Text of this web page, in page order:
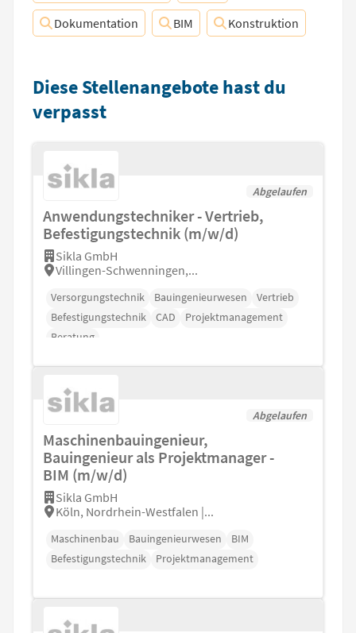
Dokumentation BIM Konstruktion
Diese Stellenangebote hast du
verpasst
Abgelaufen
Anwendungstechniker - Vertrieb,
Befestigungstechnik (m/w/d)
Sikla GmbH
Villingen-Schwenningen,...
Versorgungstechnik Bauingenieurwesen
Vertrieb
Befestigungstechnik
CAD
Projektmanagement
Beratung
Abgelaufen
Maschinenbauingenieur,
Bauingenieur als Projektmanager -
BIM (m/w/d)
Sikla GmbH
Köln, Nordrhein-Westfalen |...
Maschinenbau Bauingenieurwesen
BIM
Befestigungstechnik
Projektmanagement